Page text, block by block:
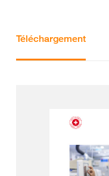
Téléchargement